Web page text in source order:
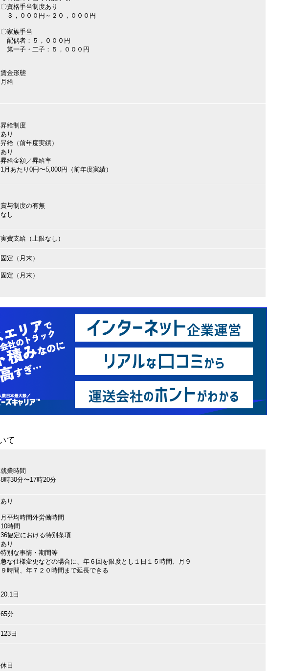
〇資格手当制度あり
３，０００円～２０，０００円
〇家族手当
配偶者：５，０００円
第一子・二子：５，０００円
賃金形態
月給
昇給制度
あり
昇給（前年度実績）
あり
昇給金額／昇給率
1月あたり0円〜5,000円（前年度実績）
賞与制度の有無
なし
実費支給（上限なし）
固定（月末）
固定（月末）
て
就業時間
8時30分〜17時20分
あり
月平均時間外労働時間
10時間
36協定における特別条項
あり
特別な事情・期間等
急な仕様変更などの場合に、年６回を限度とし１日１５時間、月９
９時間、年７２０時間まで延長できる
20.1日
65分
123日
休日